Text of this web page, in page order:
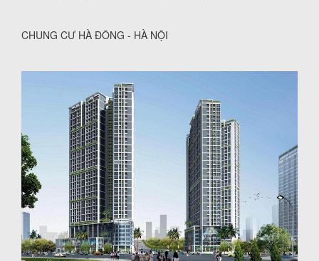
CHUNG CƯ HÀ ĐÔNG - HÀ NỘI